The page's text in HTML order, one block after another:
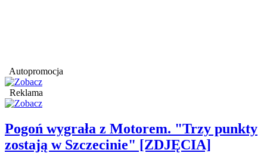
Autopromocja
Reklama
Pogoń wygrała z Motorem. "Trzy punkty
zostają w Szczecinie" [ZDJĘCIA]